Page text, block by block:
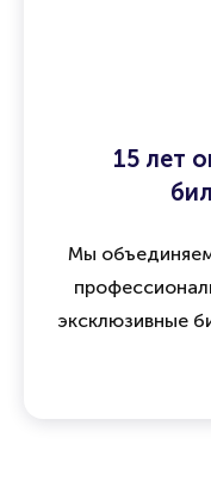
15 лет
Мы
эксклюзивные